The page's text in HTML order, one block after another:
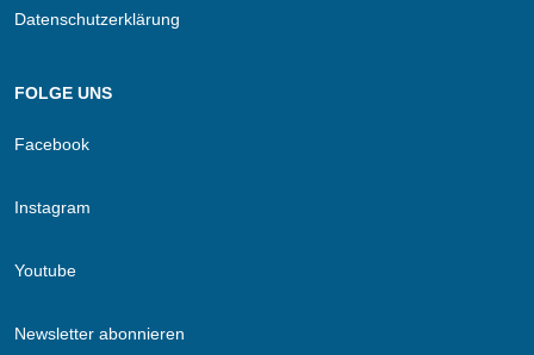
Datenschutzerklärung
FOLGE UNS
Facebook
Instagram
Youtube
Newsletter abonnieren